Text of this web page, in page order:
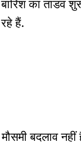
का तांडव
हैं.
मौसमी बदलाव